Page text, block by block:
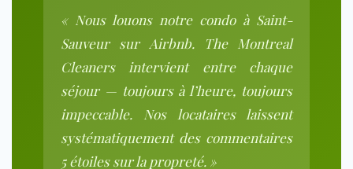
« Nous louons notre condo à Saint-
Sauveur sur Airbnb. The Montreal
Cleaners intervient entre chaque
séjour — toujours à l’heure, toujours
impeccable. Nos locataires laissent
systématiquement des commentaires
5 étoiles sur la propreté. »